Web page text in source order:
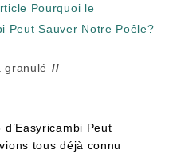
granulé
Peut
tous déjà connu